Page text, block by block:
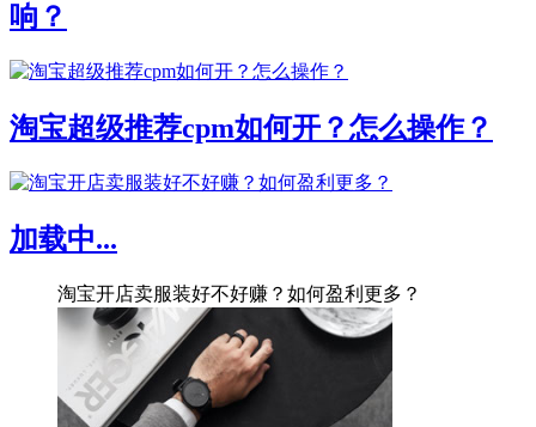
响？
淘宝超级推荐cpm如何开？怎么操作？
加载中...
淘宝开店卖服装好不好赚？如何盈利更多？